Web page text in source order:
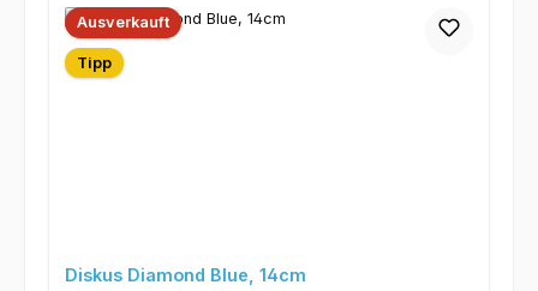
Ausverkauft
Tipp
Diskus Diamond Blue, 14cm